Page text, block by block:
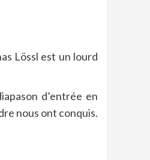
Lössl est un lourd
d’entrée en
nous ont conquis.